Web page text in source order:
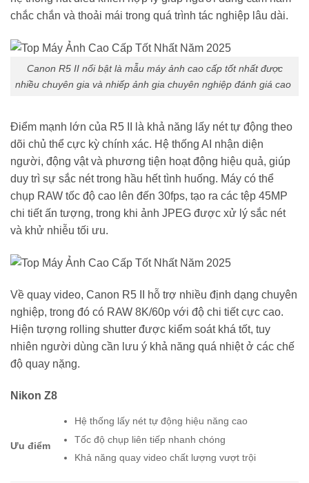
chắc chắn và thoải mái trong quá trình tác nghiệp lâu dài.
Canon R5 II nổi bật là mẫu máy ảnh cao cấp tốt nhất được
nhiều chuyên gia và nhiếp ảnh gia chuyên nghiệp đánh giá cao
Điểm mạnh lớn của R5 II là khả năng lấy nét tự động theo
dõi chủ thể cực kỳ chính xác. Hệ thống AI nhận diện
người, động vật và phương tiện hoạt động hiệu quả, giúp
duy trì sự sắc nét trong hầu hết tình huống. Máy có thể
chụp RAW tốc độ cao lên đến 30fps, tạo ra các tệp 45MP
chi tiết ấn tượng, trong khi ảnh JPEG được xử lý sắc nét
và khử nhiễu tối ưu.
Về quay video, Canon R5 II hỗ trợ nhiều định dạng chuyên
nghiệp, trong đó có RAW 8K/60p với độ chi tiết cực cao.
Hiện tượng rolling shutter được kiểm soát khá tốt, tuy
nhiên người dùng cần lưu ý khả năng quá nhiệt ở các chế
độ quay nặng.
Nikon Z8
Ưu điểm
Hệ thống lấy nét tự động hiệu năng cao
Tốc độ chụp liên tiếp nhanh chóng
Khả năng quay video chất lượng vượt trội